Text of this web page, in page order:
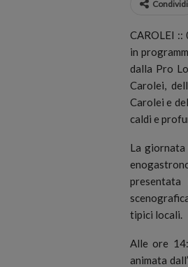
Condividi
CAROLEI ::
in
dalla Pro
Carolei,
Carolei e
caldi e
La giornata
presentata
tipici locali.
Alle ore
animata